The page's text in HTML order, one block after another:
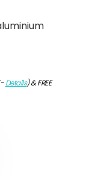
Details)&FREE